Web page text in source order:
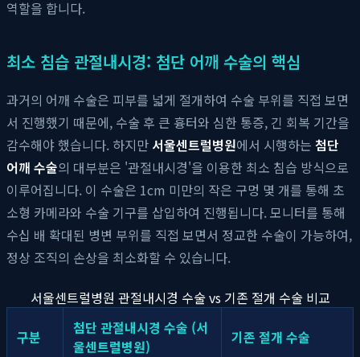
역할을 합니다.
최소 침습 관절내시경: 첨단 어깨 수술의 핵심
과거의 어깨 수술은 피부를 넓게 절개하여 수술 부위를 직접 보면
서 진행했기 때문에, 수술 후 큰 흉터와 심한 통증, 긴 회복 기간을
감수해야 했습니다. 하지만 서울센트럴병원에서 시행하는 첨단
어깨 수술의 대부분은 '관절내시경'을 이용한 최소 침습 방식으로
이루어집니다. 이 수술은 1cm 미만의 작은 구멍 몇 개를 통해 초
소형 카메라와 수술 기구를 삽입하여 진행됩니다. 모니터를 통해
수십 배 확대된 병변 부위를 직접 보면서 정교한 수술이 가능하여,
정상 조직의 손상을 최소화할 수 있습니다.
서울센트럴병원 관절내시경 수술 vs 기존 절개 수술 비교
구분
첨단 관절내시경 수술 (서
울센트럴병원)
기존 절개 수술